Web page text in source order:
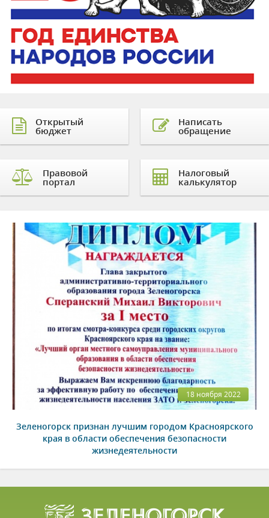
Открытый
бюджет
Правовой
портал
Написать
обращение
Налоговый
калькулятор
18 ноября 2022
Зеленогорск признан лучшим городом Красноярского
края в области обеспечения безопасности
жизнедеятельности